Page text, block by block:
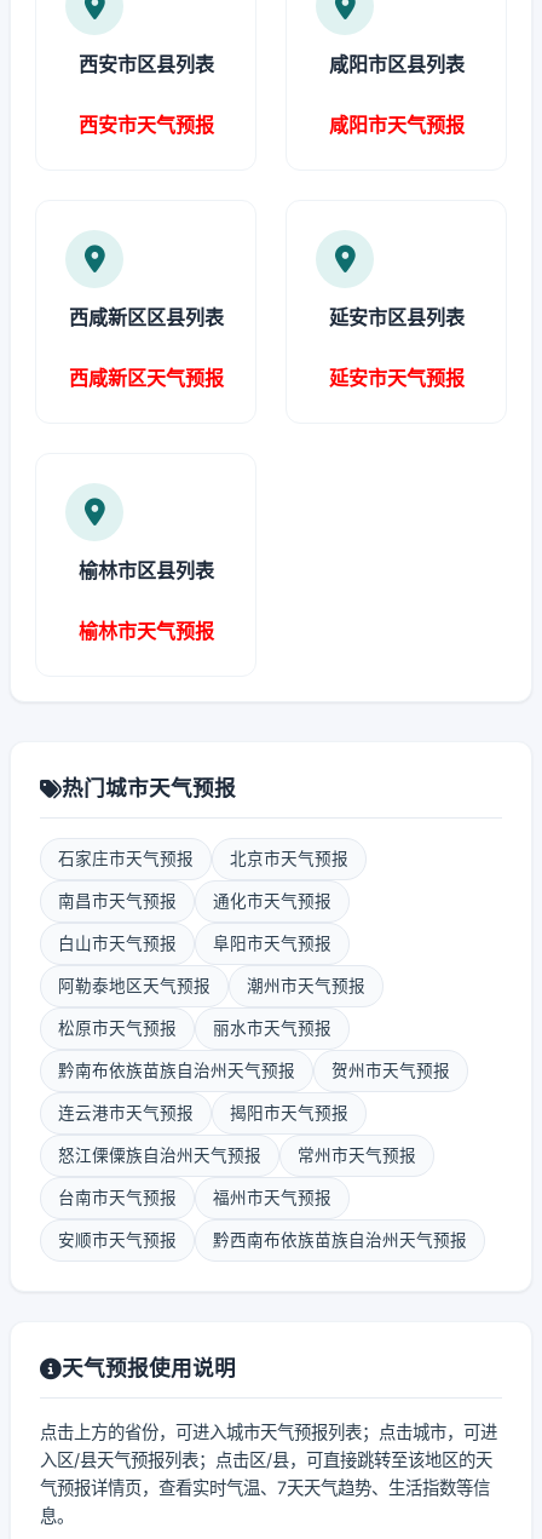
西安市区县列表
西安市天气预报
咸阳市区县列表
咸阳市天气预报
西咸新区区县列表
西咸新区天气预报
延安市区县列表
延安市天气预报
榆林市区县列表
榆林市天气预报
热门城市天气预报
石家庄市天气预报 北京市天气预报
南昌市天气预报 通化市天气预报
白山市天气预报 阜阳市天气预报
阿勒泰地区天气预报 潮州市天气预报
松原市天气预报 丽水市天气预报
黔南布依族苗族自治州天气预报 贺州市天气预报
连云港市天气预报 揭阳市天气预报
怒江傈僳族自治州天气预报 常州市天气预报
台南市天气预报 福州市天气预报
安顺市天气预报 黔西南布依族苗族自治州天气预报
天气预报使用说明
点击上方的省份，可进入城市天气预报列表；点击城市，可进
入区/县天气预报列表；点击区/县，可直接跳转至该地区的天
气预报详情页，查看实时气温、7天天气趋势、生活指数等信
息。